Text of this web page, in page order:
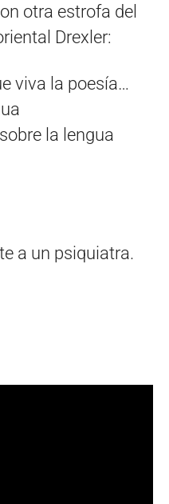
otra estrofa del
Drexler:
viva la poesía…
la lengua
a un psiquiatra.